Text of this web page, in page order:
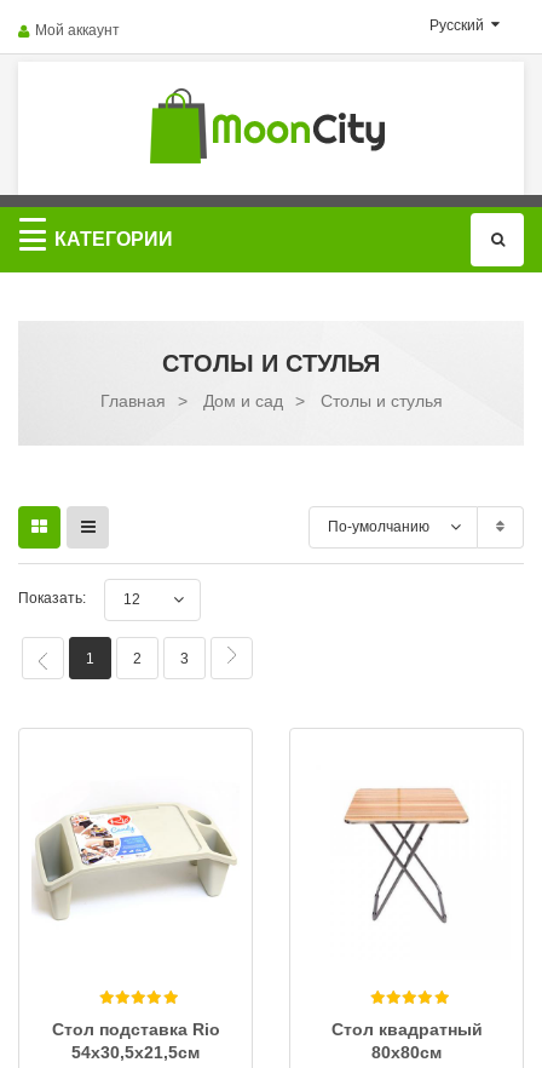
Русский
Мой аккаунт
Категории
КАТЕГОРИИ
СТОЛЫ И СТУЛЬЯ
Главная > Дом и сад > Столы и стулья
По-умолчанию
Показать: 12
1 2 3
Стол подставка Rio
54х30,5х21,5см
Стол квадратный
80х80см